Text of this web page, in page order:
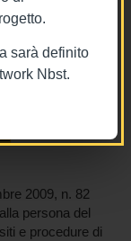
sarà definito
Nbst.
2020
toscana
2009, n. 82
persona del
e procedure di